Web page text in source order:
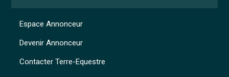
Espace Annonceur
Devenir Annonceur
Contacter Terre-Equestre